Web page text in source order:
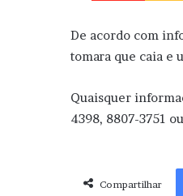
De acordo com
tomara que caia e
Quaisquer
4398, 8807-3751
Compartilhar